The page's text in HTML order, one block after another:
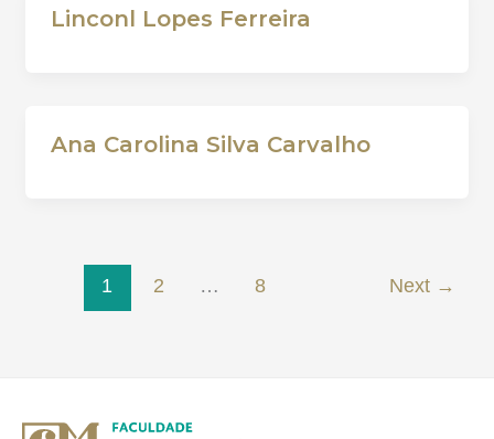
Linconl Lopes Ferreira
Ana Carolina Silva Carvalho
1 2 … 8 Next →